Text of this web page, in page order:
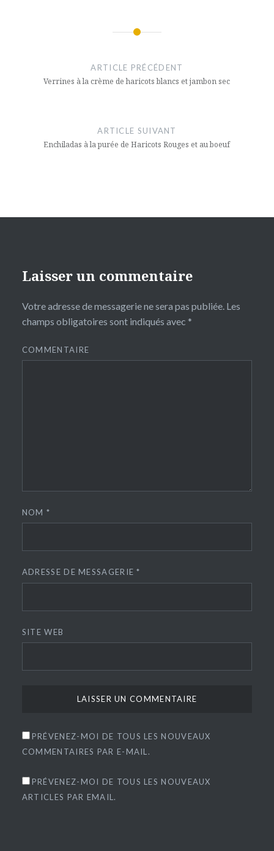
ami(ouvre
fenêtre)
l’article
ARTICLE PRÉCÉDENT
Verrines à la crème de haricots blancs et jambon sec
ARTICLE SUIVANT
Enchiladas à la purée de Haricots Rouges et au boeuf
Laisser un commentaire
Votre adresse de messagerie ne sera pas publiée. Les
champs obligatoires sont indiqués avec *
COMMENTAIRE
NOM*
ADRESSE DE MESSAGERIE*
SITE WEB
PRÉVENEZ-MOI DE TOUS LES NOUVEAUX
COMMENTAIRES PAR E-MAIL.
PRÉVENEZ-MOI DE TOUS LES NOUVEAUX
ARTICLES PAR EMAIL.